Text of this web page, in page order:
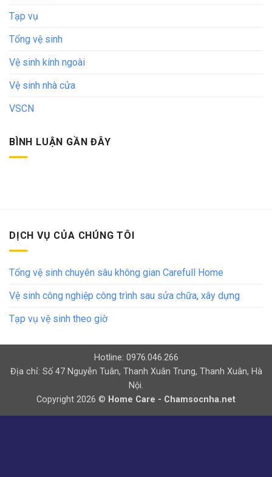
Tạp vụ
Tổng vệ sinh
Vệ sinh kính ngoài
Vệ sinh nhà cửa
VSCN
BÌNH LUẬN GẦN ĐÂY
DỊCH VỤ CỦA CHÚNG TÔI
Tổng vệ sinh chuyên sâu không gian Carefull Home
Vệ sinh công nghiệp công trình sau sửa chữa, xây dựng
Tạp vụ vệ sinh theo giờ
Hotline: 0976.046.266
Địa chỉ: Số 47 Nguyễn Tuân, Thanh Xuân Trung, Thanh Xuân, Hà
Nội.
Copyright 2026 © Home Care - Chamsocnha.net